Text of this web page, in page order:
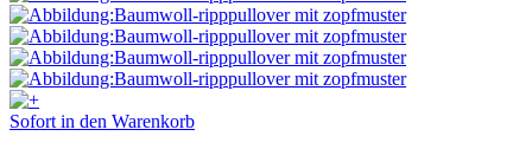
Sofort in den Warenkorb